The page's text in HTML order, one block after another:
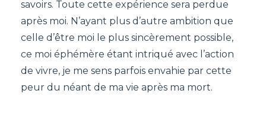
savoirs. Toute cette expérience sera perdue
après moi. N’ayant plus d’autre ambition que
celle d’être moi le plus sincèrement possible,
ce moi éphémère étant intriqué avec l’action
de vivre, je me sens parfois envahie par cette
peur du néant de ma vie après ma mort.